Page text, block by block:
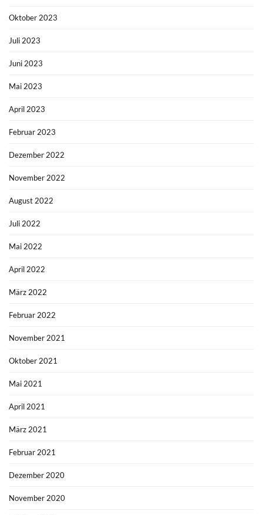
Oktober 2023
Juli 2023
Juni 2023
Mai 2023
April 2023
Februar 2023
Dezember 2022
November 2022
August 2022
Juli 2022
Mai 2022
April 2022
März 2022
Februar 2022
November 2021
Oktober 2021
Mai 2021
April 2021
März 2021
Februar 2021
Dezember 2020
November 2020